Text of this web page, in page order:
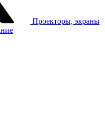
Проекторы, экраны